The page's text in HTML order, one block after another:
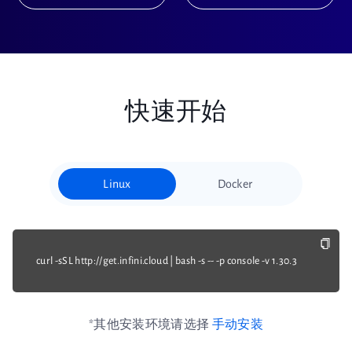
快速开始
Linux Docker
curl -sSL http://get.infini.cloud | bash -s -- -p console -v 1.30.3
*其他安装环境请选择 手动安装